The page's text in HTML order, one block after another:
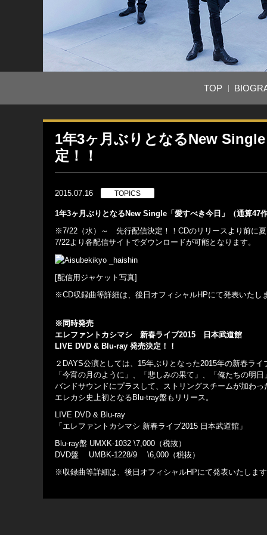
TOP
1年3ヶ月ぶりとなるNew
定！！
2015.07.16 TOPICS
1年3ヶ月ぶりとなるNew Single「愛すべき今日」（通算47
※7/22（水）～ 先行配信決定！！CDのリリースより前に夏
7/22より各配信サイトでダウンロードが可能となります。
[配信用ジャケット写真]
※CD収録曲等詳細は、後日オフィシャルHPにて発表いたし
※同時発売
エレファントカシマシ 新春ライブ2015 日本武道館
LIVE DVD & Blu-ray 発売決定！！
２DAYS公演としては、15年ぶりとなった2015年の新春ラ
「今宵の月のように」、「悲しみの果て」、「俺たちの明
バンドサウンドにプラスして、ストリングスチームが加わ
エレカシ史上初となるBlu-tray盤もリリース。
LIVE DVD & Blu-ray
「エレファントカシマシ 新春ライブ2015 日本武道館」
Blu-ray盤 UMXK-1032 \7,000（税抜）
DVD盤 UMBK-1228/9 \6,000（税抜）
※収録曲等詳細は、後日オフィシャルHPにて発表いたします